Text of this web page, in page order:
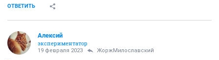
ОТВЕТИТЬ
Алексий
экспериментатор
19 февраля 2023 ЖоржМилославский